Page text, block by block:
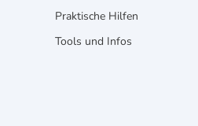
Praktische Hilfen
Tools und Infos